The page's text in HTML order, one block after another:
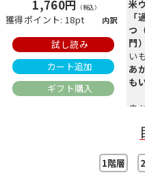
1,760円 （税込）
獲得ポイント: 18pt 内訳
試し読み
カート追加
ギフト購入
米
つ
門
い
あ
も
赤
1階層